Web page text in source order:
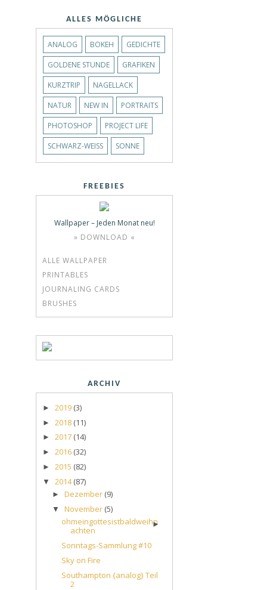
ALLES MÖGLICHE
ANALOG BOKEH
GEDICHTE
GOLDENE STUNDE
GRAFIKEN
KURZTRIP
NAGELLACK
NATUR
NEW IN
PORTRAITS
PHOTOSHOP
PROJECT LIFE
SCHWARZ-WEISS
SONNE
FREEBIES
Wallpaper – Jeden Monat neu!
» DOWNLOAD «
ALLE WALLPAPER
PRINTABLES
JOURNALING CARDS
BRUSHES
ARCHIV
► 2019 (3)
► 2018 (11)
► 2017 (14)
► 2016 (32)
► 2015 (82)
▼ 2014(87)
► Dezember (9)
▼ November (5)
ohmeingottesistbaldweihn
achten
Sonntags-Sammlung #10
Sky on Fire
Southampton {analog} Teil
2
►